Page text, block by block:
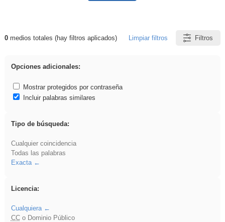
Resultados de: dividir
0medios totales (hay filtros aplicados) Limpiar filtros Filtros
Opciones adicionales:
Mostrar protegidos por contraseña
Incluir palabras similares
Tipo de búsqueda:
Cualquier coincidencia
Todas las palabras
Exacta
Licencia:
Cualquiera
CCo Dominio Público